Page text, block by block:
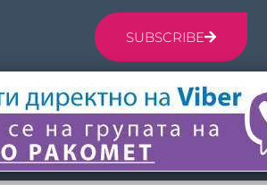
SUBSCRIBE
© 2024 САМО РАКОМЕТ